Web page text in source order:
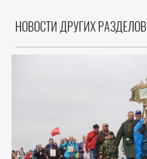
НОВОСТИ ДРУГИХ РАЗДЕЛОВ